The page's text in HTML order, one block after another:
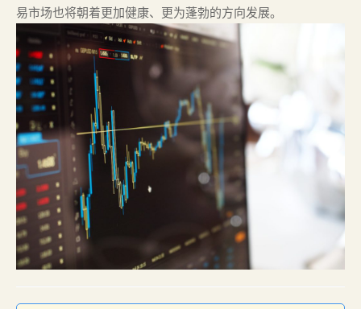
易市场也将朝着更加健康、更为蓬勃的方向发展。